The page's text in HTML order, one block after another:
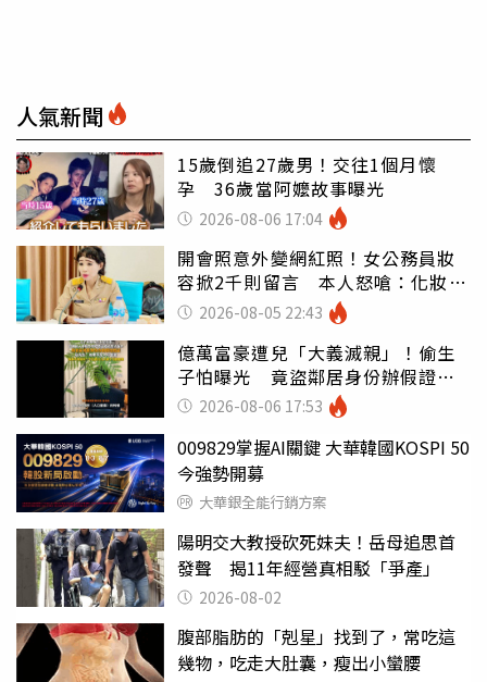
人氣新聞
15歲倒追27歲男！交往1個月懷
孕 36歲當阿嬤故事曝光
2026-08-06 17:04
開會照意外變網紅照！女公務員妝
容掀2千則留言 本人怒嗆：化妝有
錯嗎2026-08-05 22:43
億萬富豪遭兒「大義滅親」！偷生
子怕曝光 竟盜鄰居身份辦假證落
戶 2026-08-06 17:53
009829掌握AI關鍵 大華韓國KOSPI 50
今強勢開募
大華銀全能行銷方案
陽明交大教授砍死妹夫！岳母追思首
發聲 揭11年經營真相駁「爭產」
2026-08-02
腹部脂肪的「剋星」找到了，常吃這
幾物，吃走大肚囊，瘦出小蠻腰